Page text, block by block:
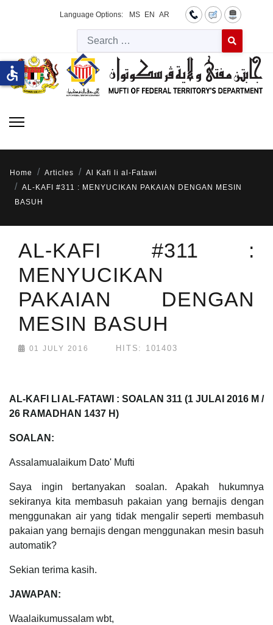
Language Options: MS EN AR
Type 2 or
Home Articles
Al Kafi li al-Fatawi
AL-KAFI #311 : MENYUCIKAN PAKAIAN DENGAN MESIN
BASUH
AL-KAFI #311 :
MENYUCIKAN
PAKAIAN DENGAN
MESIN BASUH
01 JULY 2016 HITS: 101403
AL-KAFI LI AL-FATAWI : SOALAN 311 (1 JULAI 2016 M /
26 RAMADHAN 1437 H)
SOALAN:
Assalamualaikum Dato' Mufti
Saya ingin bertanyakan soalan. Apakah hukumnya
sekiranya kita membasuh pakaian yang bernajis dengan
menggunakan air yang tidak mengalir seperti membasuh
pakaian yang bernajis dengan menggunakan mesin basuh
automatik?
Sekian terima kasih.
JAWAPAN:
Waalaikumussalam wbt,
accessible